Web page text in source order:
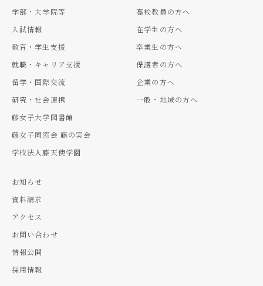
学部・大学院等
入試情報
教育・学生支援
就職・キャリア支援
留学・国際交流
研究・社会連携
藤女子大学図書館
藤女子同窓会 藤の実会
学校法人藤天使学園
高校教員の方へ
在学生の方へ
卒業生の方へ
保護者の方へ
企業の方へ
一般・地域の方へ
お知らせ
資料請求
アクセス
お問い合わせ
情報公開
採用情報